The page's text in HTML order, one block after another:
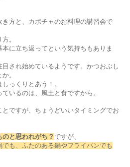
き方と、カボチャのお料理の講習会で
。
に立ち返ってという気持ちもありま
され始めているようです。かつおぶし
。
っくりとあう！。
いるのは、風土と食ですから。
ですが、ちょうどいいタイミングでお
と思われがち？ ですが、
も、ふたのある鍋やフライパンでも